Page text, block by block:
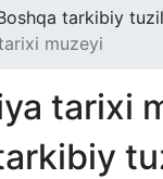
tarkibiy
muzeyi
tarixi